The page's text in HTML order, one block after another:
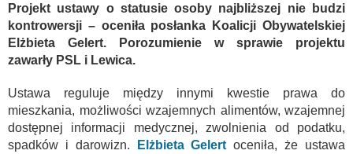
Projekt ustawy o statusie osoby najbliższej nie budzi
kontrowersji – oceniła posłanka Koalicji Obywatelskiej
Elżbieta Gelert. Porozumienie w sprawie projektu
zawarły PSL i Lewica.
Ustawa reguluje między innymi kwestie prawa do
mieszkania, możliwości wzajemnych alimentów, wzajemnej
dostępnej informacji medycznej, zwolnienia od podatku,
spadków i darowizn.
Elżbieta Gelert oceniła, że ustawa